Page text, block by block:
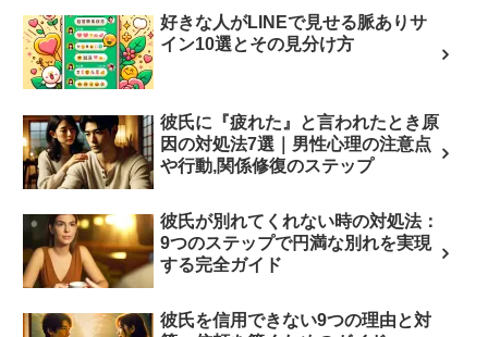
好きな人がLINEで見せる脈ありサ
イン10選とその見分け方
彼氏に『疲れた』と言われたとき原
因の対処法7選｜男性心理の注意点
や行動,関係修復のステップ
彼氏が別れてくれない時の対処法：
9つのステップで円満な別れを実現
する完全ガイド
彼氏を信用できない9つの理由と対